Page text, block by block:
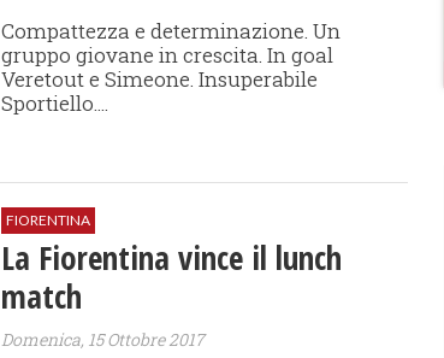
Compattezza e determinazione. Un
gruppo giovane in crescita. In goal
Veretout e Simeone. Insuperabile
Sportiello....
FIORENTINA
La Fiorentina vince il lunch
match
Domenica, 15 Ottobre 2017